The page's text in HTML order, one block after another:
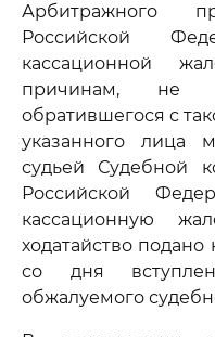
Арбитражного
Российской
кассационной
причинам, не
обратившегося с
указанного лица
судьей Судебной
Российской
кассационную
ходатайство
со дня
обжалуемого